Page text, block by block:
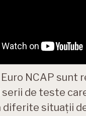
NCAP sunt
serii de teste
diferite situații